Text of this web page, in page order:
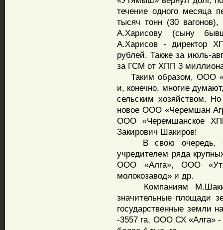
течение одного месяца
тысяч тонн (30
А.Харисову (сыну
А.Харисов - директор
рублей. Также за июль-
за ГСМ от ХПП 3
Таким образом, ООО
и, конечно, многие
сельским хозяйством.
новое ООО «Черемшан
ООО «Черемшанское
Закирович Шакиров!
В свою очередь,
учредителем ряда
ООО «Алга», ООО
молокозавод» и др.
Компаниям
значительные площади
государственные
-3557 га, ООО СХ «Алга»